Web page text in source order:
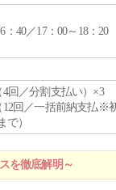
：40／17：00～18：20
4回／分割支払い）×3
12回／一括前納支払※
で）
を徹底解明～